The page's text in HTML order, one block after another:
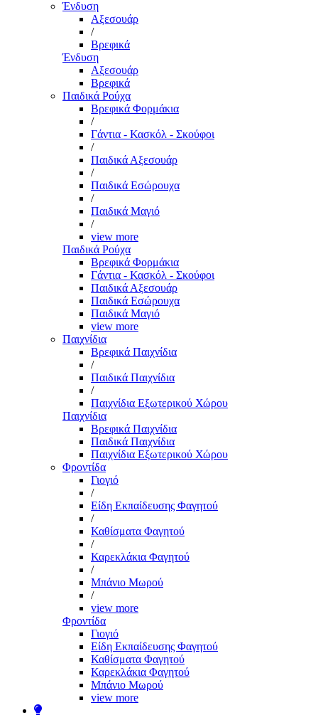
Ένδυση
Αξεσουάρ
/
Βρεφικά
Ένδυση
Αξεσουάρ
Βρεφικά
Παιδικά Ρούχα
Βρεφικά Φορμάκια
/
Γάντια - Κασκόλ - Σκούφοι
/
Παιδικά Αξεσουάρ
/
Παιδικά Εσώρουχα
/
Παιδικά Μαγιό
/
view more
Παιδικά Ρούχα
Βρεφικά Φορμάκια
Γάντια - Κασκόλ - Σκούφοι
Παιδικά Αξεσουάρ
Παιδικά Εσώρουχα
Παιδικά Μαγιό
view more
Παιχνίδια
Βρεφικά Παιχνίδια
/
Παιδικά Παιχνίδια
/
Παιχνίδια Εξωτερικού Χώρου
Παιχνίδια
Βρεφικά Παιχνίδια
Παιδικά Παιχνίδια
Παιχνίδια Εξωτερικού Χώρου
Φροντίδα
Γιογιό
/
Είδη Εκπαίδευσης Φαγητού
/
Καθίσματα Φαγητού
/
Καρεκλάκια Φαγητού
/
Μπάνιο Μωρού
/
view more
Φροντίδα
Γιογιό
Είδη Εκπαίδευσης Φαγητού
Καθίσματα Φαγητού
Καρεκλάκια Φαγητού
Μπάνιο Μωρού
view more